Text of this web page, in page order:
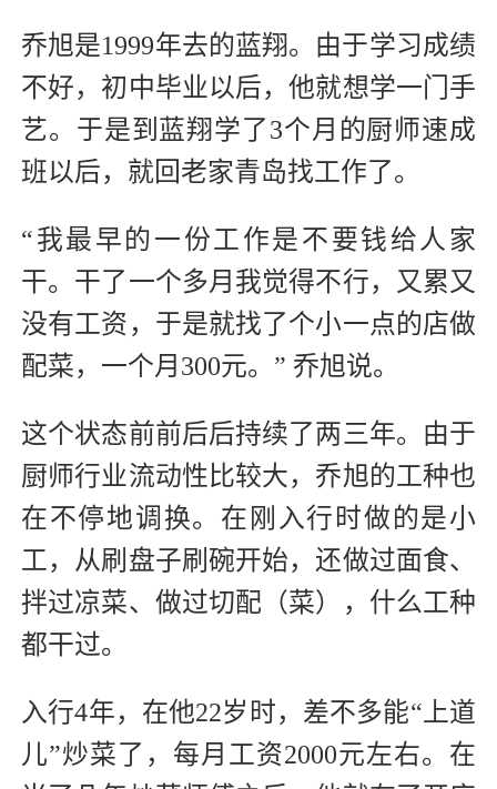
乔旭是1999年去的蓝翔。由于学习成绩
不好，初中毕业以后，他就想学一门手
艺。于是到蓝翔学了3个月的厨师速成
班以后，就回老家青岛找工作了。
“我最早的一份工作是不要钱给人家
干。干了一个多月我觉得不行，又累又
没有工资，于是就找了个小一点的店做
配菜，一个月300元。” 乔旭说。
这个状态前前后后持续了两三年。由于
厨师行业流动性比较大，乔旭的工种也
在不停地调换。在刚入行时做的是小
工，从刷盘子刷碗开始，还做过面食、
拌过凉菜、做过切配（菜），什么工种
都干过。
入行4年，在他22岁时，差不多能“上道
儿”炒菜了，每月工资2000元左右。在